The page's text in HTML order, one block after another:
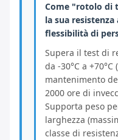
Come "rotolo di
la sua
flessibilità di
Supera il test di
da -30°C a
mantenimento
2000 ore di
Supporta peso
larghezza
classe di